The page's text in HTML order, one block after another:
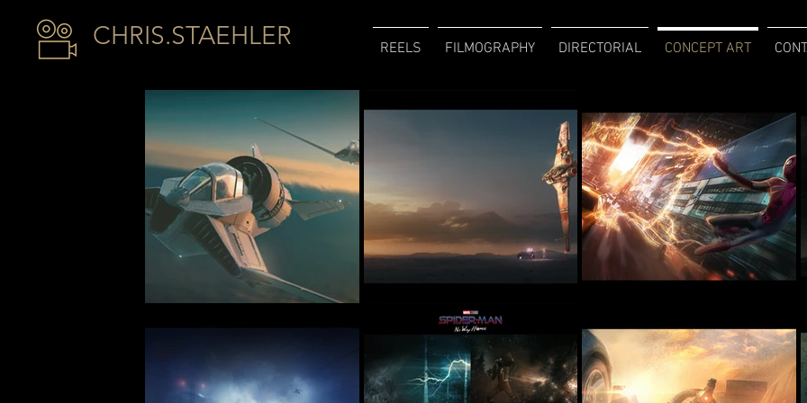
CHRIS.STAEHLER REELS FILMOGRAPHY DIRECTORIAL CONCEPT ART